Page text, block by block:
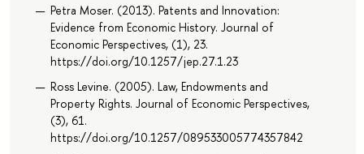
Petra Moser. (2013). Patents and Innovation:
Evidence from Economic History. Journal of
Economic Perspectives, (1), 23.
https://doi.org/10.1257/jep.27.1.23
Ross Levine. (2005). Law, Endowments and
Property Rights. Journal of Economic Perspectives,
(3), 61.
https://doi.org/10.1257/089533005774357842